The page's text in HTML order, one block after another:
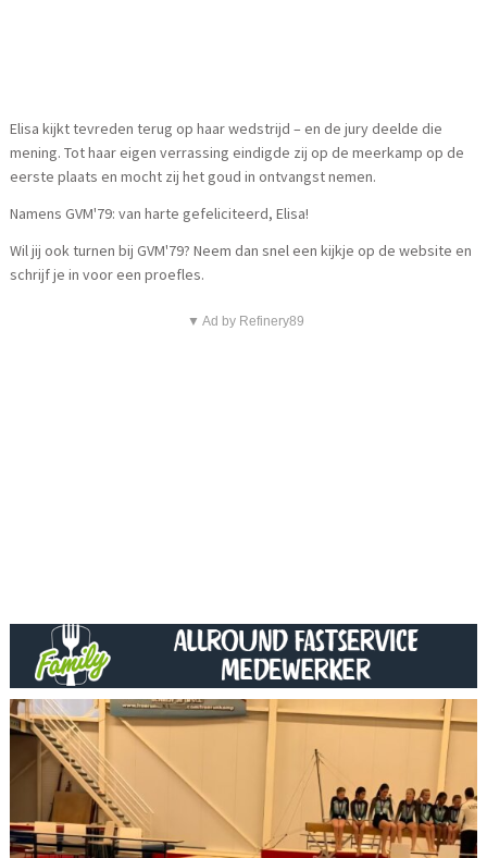
Elisa kijkt tevreden terug op haar wedstrijd – en de jury deelde die
mening. Tot haar eigen verrassing eindigde zij op de meerkamp op de
eerste plaats en mocht zij het goud in ontvangst nemen.
Namens GVM'79: van harte gefeliciteerd, Elisa!
Wil jij ook turnen bij GVM'79? Neem dan snel een kijkje op de website en
schrijf je in voor een proefles.
▼ Ad by Refinery89